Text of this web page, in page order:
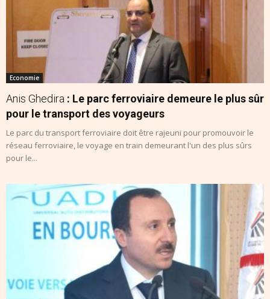
Economie
Anis Ghedira : Le parc ferroviaire demeure le plus sûr
pour le transport des voyageurs
Le parc du transport ferroviaire doit être rajeuni pour promouvoir le
réseau ferroviaire, le voyage en train demeurant l'un des plus sûrs
pour le...